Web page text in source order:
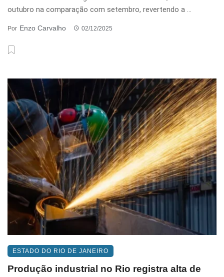
outubro na comparação com setembro, revertendo a ...
Por Enzo Carvalho 02/12/2025
ESTADO DO RIO DE JANEIRO
Produção industrial no Rio registra alta de